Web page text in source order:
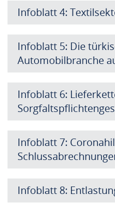
Infoblatt 4:
Infoblatt 5: Die
Automobilbranche
Infoblatt 6:
Infoblatt 7:
Infoblatt 8: